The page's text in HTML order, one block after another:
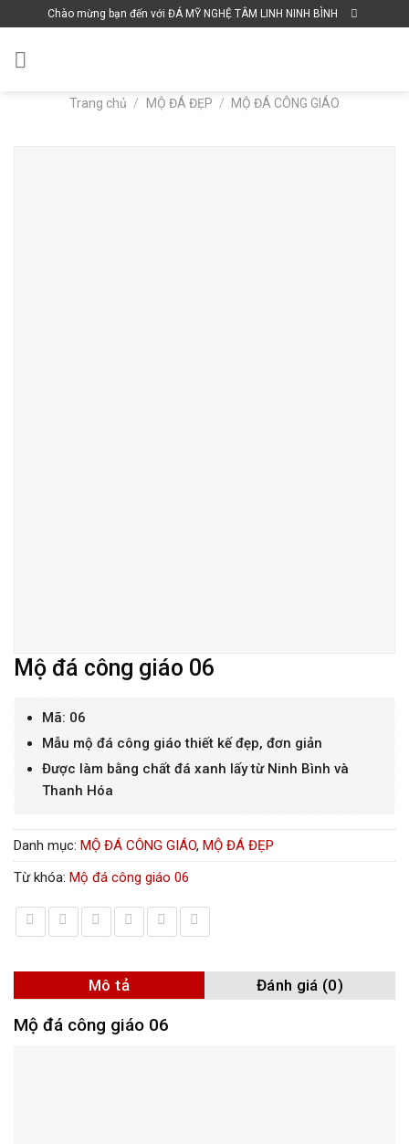
to
content
Chào mừng bạn đến với ĐÁ MỸ NGHỆ TÂM LINH NINH BÌNH
Trang chủ / MỘ ĐÁ ĐẸP / MỘ ĐÁ CÔNG GIÁO
Mộ đá công giáo 06
Mã: 06
Mẫu mộ đá công giáo thiết kế đẹp, đơn giản
Được làm bằng chất đá xanh lấy từ Ninh Bình và
Thanh Hóa
Danh mục: MỘ ĐÁ CÔNG GIÁO, MỘ ĐÁ ĐẸP
Từ khóa: Mộ đá công giáo 06
Mô tả Đánh giá (0)
Mộ đá công giáo 06